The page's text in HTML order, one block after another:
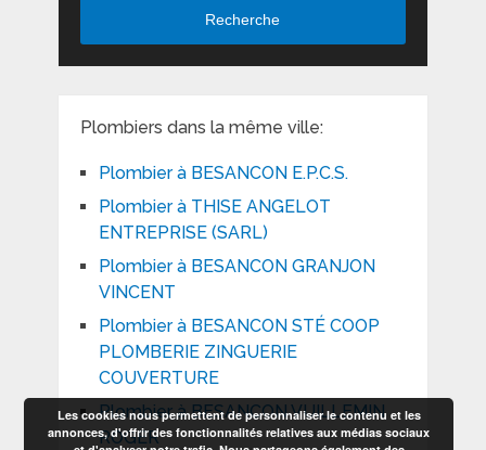
Recherche
Plombiers dans la même ville:
Plombier à BESANCON E.P.C.S.
Plombier à THISE ANGELOT
ENTREPRISE (SARL)
Plombier à BESANCON GRANJON
VINCENT
Plombier à BESANCON STÉ COOP
PLOMBERIE ZINGUERIE
COUVERTURE
Plombier à BESANCON VUILLEMIN
ROGER
Les cookies nous permettent de personnaliser le contenu et les
annonces, d'offrir des fonctionnalités relatives aux médias sociaux